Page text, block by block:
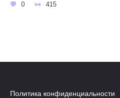
0 415
Политика конфиденциальности